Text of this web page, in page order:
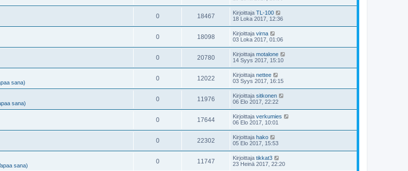
0 18467 Kirjoittaja TL-100
18 Loka 2017, 12:36
0 18098 Kirjoittaja virna
03 Loka 2017, 01:06
0 20780 Kirjoittaja motalone
14 Syys 2017, 15:10
sana)
0 12022 Kirjoittaja nettee
03 Syys 2017, 16:15
sana)
0 11976 Kirjoittaja sitkonen
06 Elo 2017, 22:22
0 17644 Kirjoittaja verkumies
06 Elo 2017, 10:01
0 22302 Kirjoittaja hako
05 Elo 2017, 15:53
sana)
0 11747 Kirjoittaja tikkat3
23 Heinä 2017, 22:20